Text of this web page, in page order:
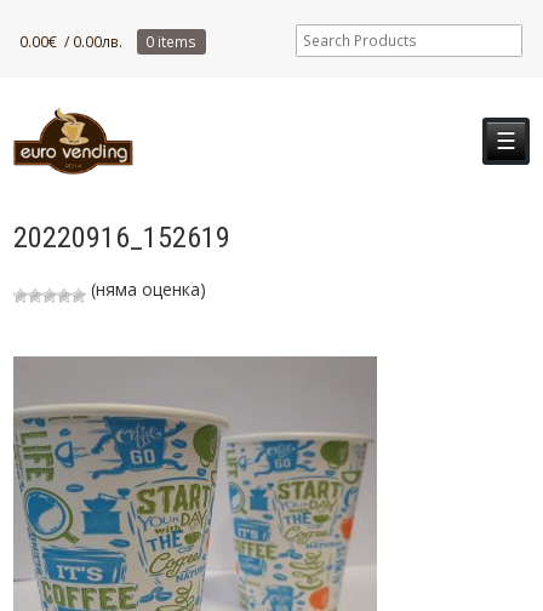
0.00€ / 0.00лв. 0 items
☰
20220916_152619
(няма оценка)